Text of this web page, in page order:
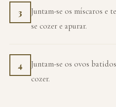
3
Juntam-se os míscaros e
se cozer e apurar.
4
Juntam-se os ovos
cozer.